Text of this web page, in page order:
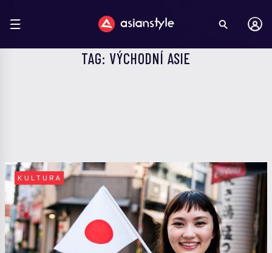
TAG: VÝCHODNÍ ASIE
KULTURA